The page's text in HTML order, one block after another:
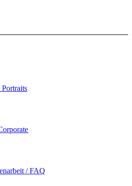
Portraits
/ FAQ